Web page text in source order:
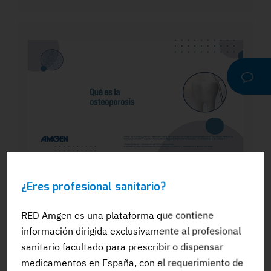
¿Eres profesional sanitario?
RED Amgen es una plataforma que contiene
información dirigida exclusivamente al profesional
sanitario facultado para prescribir o dispensar
medicamentos en España, con el requerimiento de
Dra. Silvia González: El papel del
pacientes en tratamiento para la OP: Qué
es la osteoporosis